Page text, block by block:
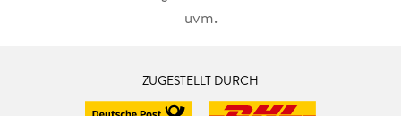
uvm.
ZUGESTELLT DURCH